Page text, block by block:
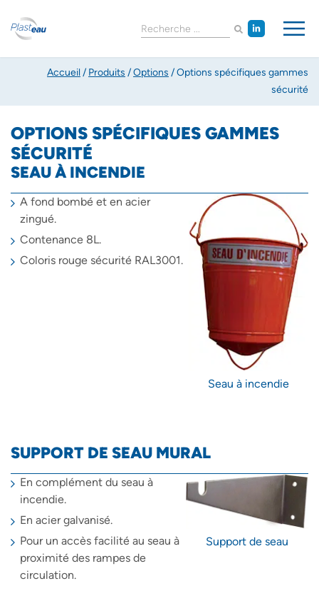
Accueil / Produits /Options /Options spécifiques gammes
sécurité
OPTIONS SPÉCIFIQUES GAMMES
SÉCURITÉ
SEAU À INCENDIE
A fond bombé et en acier
zingué.
Contenance 8L.
Coloris rouge sécurité RAL3001.
Seau à incendie
SUPPORT DE SEAU MURAL
En complément du seau à
incendie.
En acier galvanisé.
Pour un accès facilité au seau à
proximité des rampes de
circulation.
Support de seau